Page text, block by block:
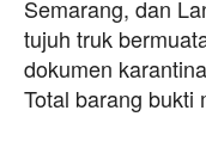
Semarang, dan
tujuh truk
dokumen
Total barang bukti